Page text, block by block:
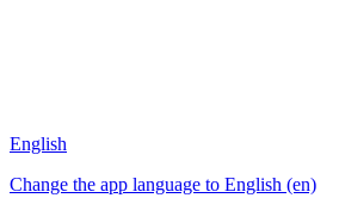
Change the app language to